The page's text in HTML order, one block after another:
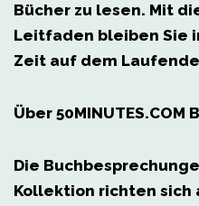
Bücher zu lesen. Mit
Leitfaden bleiben Sie
Zeit auf dem
Über 50MINUTES.COM
Die
Kollektion richten sich